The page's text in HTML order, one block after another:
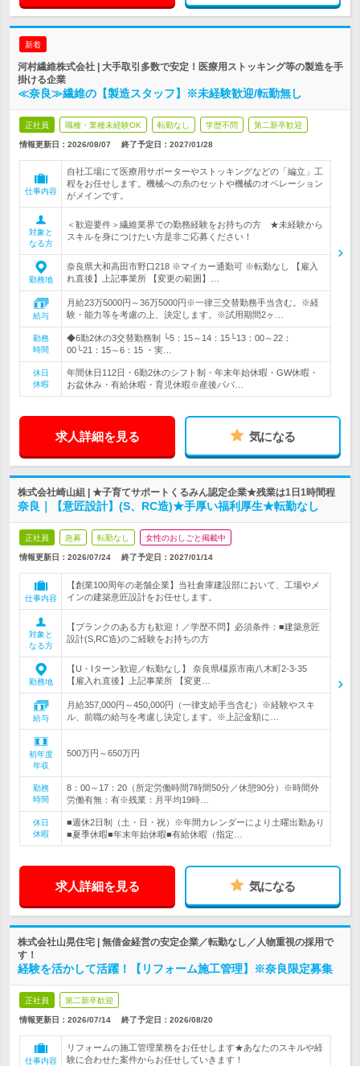
新着
河村繊維株式会社 | 大手取引多数で安定！医療用ストッキング等の製造を手
掛ける企業
≪奈良≫繊維の【製造スタッフ】※未経験歓迎/転勤無し
正社員 職種・業種未経験OK 転勤なし 学歴不問 第二新卒歓迎
情報更新日：2026/08/07 終了予定日： 2027/01/28
仕事内容
自社工場にて医療用サポーターやストッキングなどの「編立」工
程をお任せします。機械への糸のセットや機械のオペレーション
がメインです。
対象と
なる方
＜歓迎要件＞繊維業界での勤務経験をお持ちの方 ★未経験から
スキルを身につけたい方是非ご応募ください！
勤務地
奈良県大和高田市野口218 ※マイカー通勤可 ※転勤なし 【雇入
れ直後】上記事業所 【変更の範囲】…
給与
月給23万5000円～36万5000円※一律三交替勤務手当含む。※経
験・能力等を考慮の上、決定します。※試用期間2ヶ…
勤務
時間
◆6勤2休の3交替勤務制 └5：15～14：15└13：00～22：
00└21：15～6：15 ・実…
休日
休暇
年間休日112日・6勤2休のシフト制・年末年始休暇・GW休暇・
お盆休み・有給休暇・育児休暇※産後パパ…
求人詳細を見る 気になる
株式会社崎山組 | ★子育てサポートくるみん認定企業★残業は1日1時間程
奈良｜【意匠設計】(S、RC造)★手厚い福利厚生★転勤なし
正社員 急募 転勤なし 女性のおしごと掲載中
情報更新日：2026/07/24 終了予定日： 2027/01/14
仕事内容
【創業100周年の老舗企業】当社倉庫建設部において、工場やメ
インの建築意匠設計をお任せします。
対象と
なる方
【ブランクのある方も歓迎！／学歴不問】必須条件：■建築意匠
設計(S,RC造)のご経験をお持ちの方
勤務地
【U・Iターン歓迎／転勤なし】 奈良県橿原市南八木町2-3-35
【雇入れ直後】上記事業所 【変更…
給与
月給357,000円～450,000円（一律支給手当含む）※経験やスキ
ル、前職の給与を考慮し決定します。※上記金額に…
初年度
年収
500万円～650万円
勤務
時間
8：00～17：20（所定労働時間7時間50分／休憩90分）※時間外
労働有無：有※残業：月平均19時…
休日
休暇
■週休2日制（土・日・祝）※年間カレンダーにより土曜出勤あり
■夏季休暇■年末年始休暇■有給休暇（指定…
求人詳細を見る 気になる
株式会社山晃住宅 | 無借金経営の安定企業／転勤なし／人物重視の採用で
す！
経験を活かして活躍！【リフォーム施工管理】※奈良限定募集
正社員 第二新卒歓迎
情報更新日：2026/07/14 終了予定日： 2026/08/20
仕事内容
リフォームの施工管理業務をお任せします★あなたのスキルや経
験に合わせた案件からお任せしていきます！